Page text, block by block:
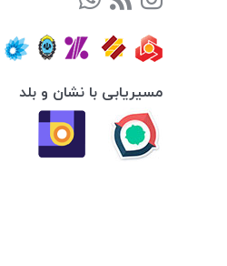
مسیریابی با نشان و بلد